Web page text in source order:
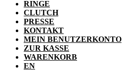
RINGE
CLUTCH
PRESSE
KONTAKT
MEIN BENUTZERKONTO
ZUR KASSE
WARENKORB
EN